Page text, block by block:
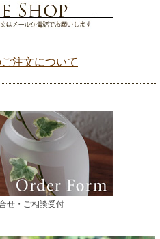
注文について
せ・ご相談受付